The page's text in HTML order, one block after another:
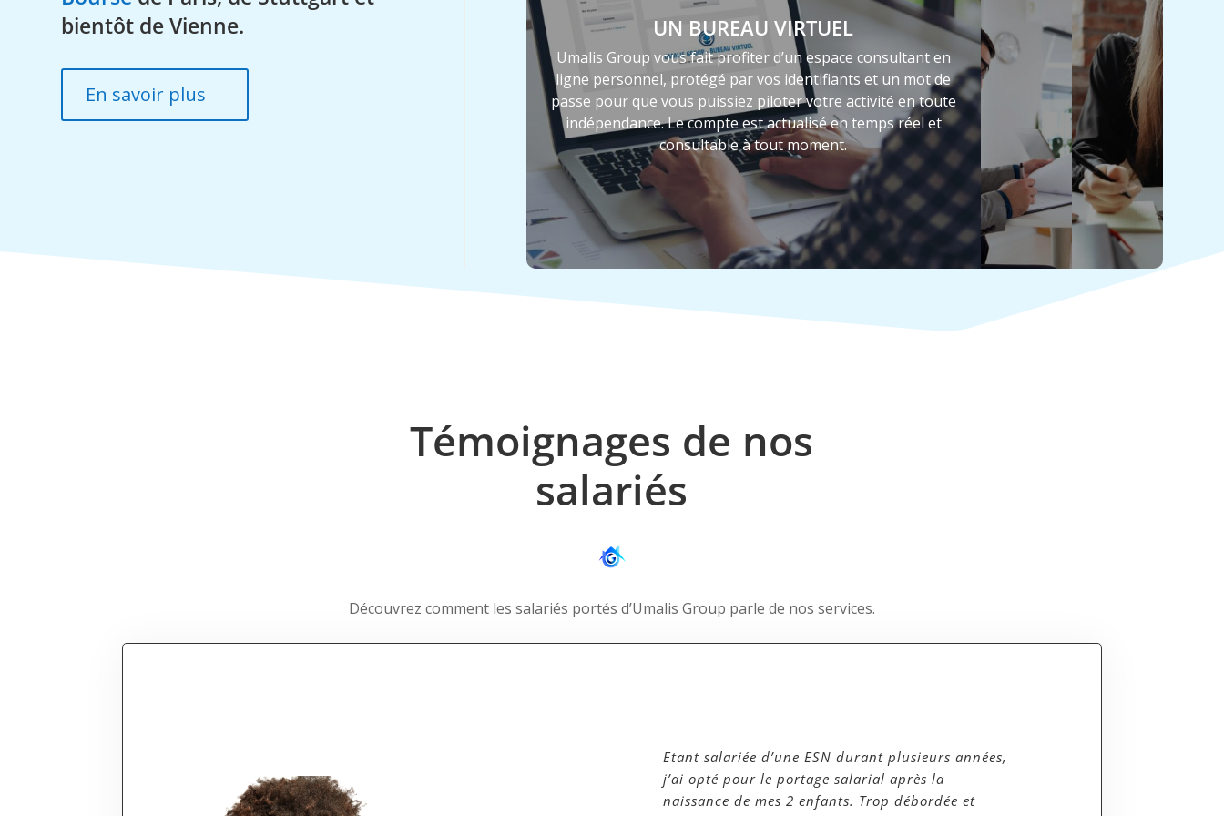
bientôt de Vienne.
En savoir plus
UN BUREAU VIRTUEL
Umalis Group vous fait profiter d’un espace consultant en
ligne personnel, protégé par vos identifiants et un mot de
passe pour que vous puissiez piloter votre activité en toute
indépendance. Le compte est actualisé en temps réel et
consultable à tout moment.
Témoignages de nos
salariés
Découvrez comment les salariés portés d’Umalis Group parle de nos services.
Etant salariée d’une ESN durant plusieurs années,
j’ai opté pour le portage salarial après la
naissance de mes 2 enfants. Trop débordée et